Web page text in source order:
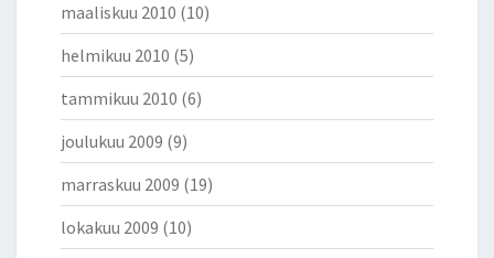
maaliskuu 2010 (10)
helmikuu 2010 (5)
tammikuu 2010 (6)
joulukuu 2009 (9)
marraskuu 2009 (19)
lokakuu 2009 (10)